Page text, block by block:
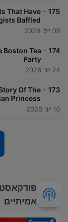
175
-
That Have
Baffled
08 יולי 2026
174
-
Boston Tea
Party
24 יוני 2026
173
-
Of The
Princess
10 יוני 2026
אמיתיים